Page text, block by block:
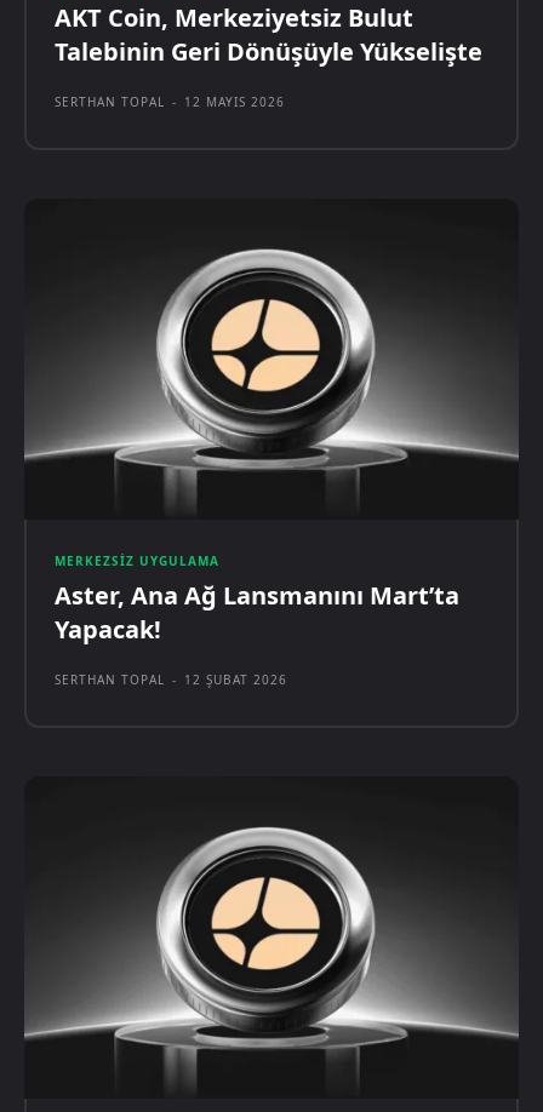
AKT Coin, Merkeziyetsiz Bulut
Talebinin Geri Dönüşüyle Yükselişte
SERTHAN TOPAL - 12 MAYIS 2026
MERKEZSIZ UYGULAMA
Aster, Ana Ağ Lansmanını Mart’ta
Yapacak!
SERTHAN TOPAL - 12 ŞUBAT 2026